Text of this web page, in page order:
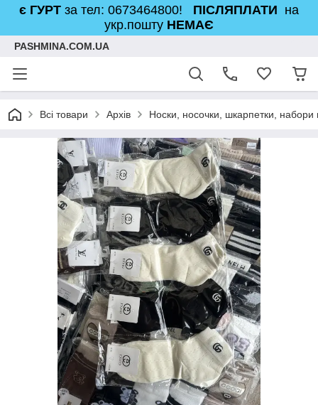
є ГУРТ за тел: 0673464800! ПІСЛЯПЛАТИ на
укр.пошту НЕМАЄ
PASHMINA.COM.UA
Всі товари Архів Носки, носочки, шкарпетки, набори